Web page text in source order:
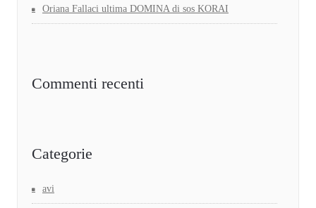
Oriana Fallaci ultima DOMINA di sos KORAI
Commenti recenti
Categorie
avi